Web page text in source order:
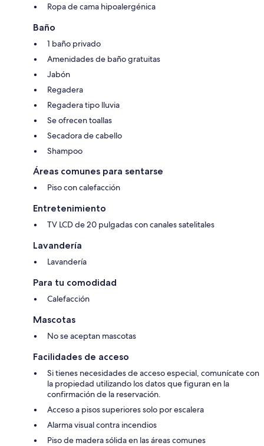
Ropa de cama hipoalergénica
Baño
1 baño privado
Amenidades de baño gratuitas
Jabón
Regadera
Regadera tipo lluvia
Se ofrecen toallas
Secadora de cabello
Shampoo
Áreas comunes para sentarse
Piso con calefacción
Entretenimiento
TV LCD de 20 pulgadas con canales satelitales
Lavandería
Lavandería
Para tu comodidad
Calefacción
Mascotas
No se aceptan mascotas
Facilidades de acceso
Si tienes necesidades de acceso especial, comunícate con
la propiedad utilizando los datos que figuran en la
confirmación de la reservación.
Acceso a pisos superiores solo por escalera
Alarma visual contra incendios
Piso de madera sólida en las áreas comunes